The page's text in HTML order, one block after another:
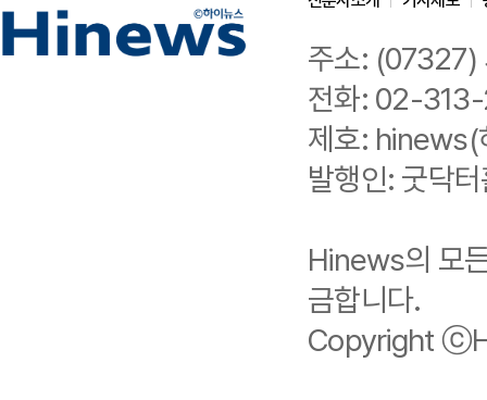
주소: (07327)
전화: 02-
제호: hinews(
발행인: 굿닥
Hinews의 모
금합니다.
Copyright